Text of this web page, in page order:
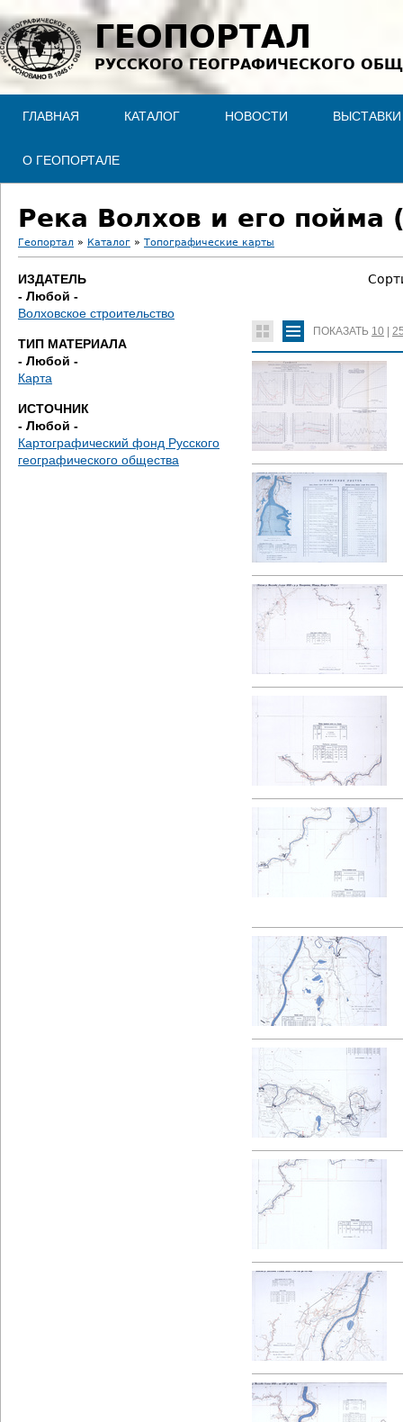
Jump to navigation
ГЕОПОРТАЛ
РУССКОГО ГЕОГРАФИЧЕСКОГО
ГЛАВНАЯ КАТАЛОГ НОВОСТИ ВЫСТАВКИ
О ГЕОПОРТАЛЕ
Река Волхов и его пойма
В
ы
з
д
е
с
Геопортал » Каталог » Топографические карты
ИЗДАТЕЛЬ
- Любой -
Волховское строительство
ТИП МАТЕРИАЛА
- Любой -
Карта
ИСТОЧНИК
- Любой -
Картографический фонд Русского
географического общества
ПОКАЗАТЬ 10